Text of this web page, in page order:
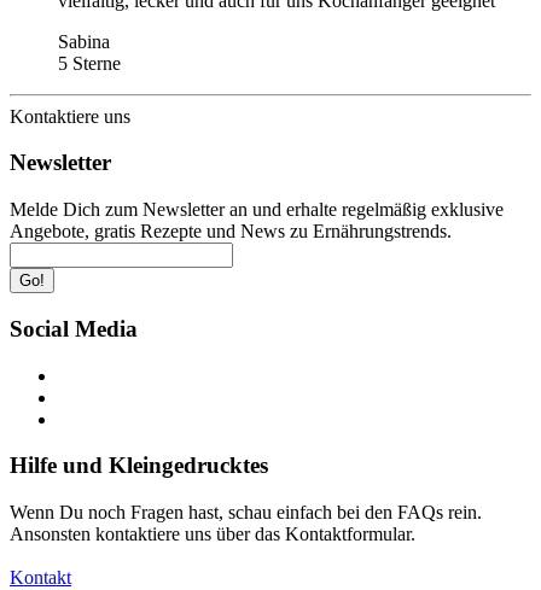
Sabina
5 Sterne
Kontaktiere uns
Newsletter
Melde Dich zum Newsletter an und erhalte regelmäßig exklusive
Angebote, gratis Rezepte und News zu Ernährungstrends.
Go!
Social Media
Hilfe und Kleingedrucktes
Wenn Du noch Fragen hast, schau einfach bei den FAQs rein.
Ansonsten kontaktiere uns über das Kontaktformular.
Kontakt